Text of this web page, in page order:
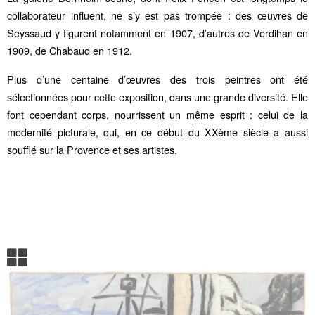
collaborateur influent, ne s’y est pas trompée : des œuvres de
Seyssaud y figurent notamment en 1907, d’autres de Verdihan en
1909, de Chabaud en 1912.
Plus d’une centaine d’œuvres des trois peintres ont été
sélectionnées pour cette exposition, dans une grande diversité. Elle
font cependant corps, nourrissent un même esprit : celui de la
modernité picturale, qui, en ce début du XXème siècle a aussi
soufflé sur la Provence et ses artistes.